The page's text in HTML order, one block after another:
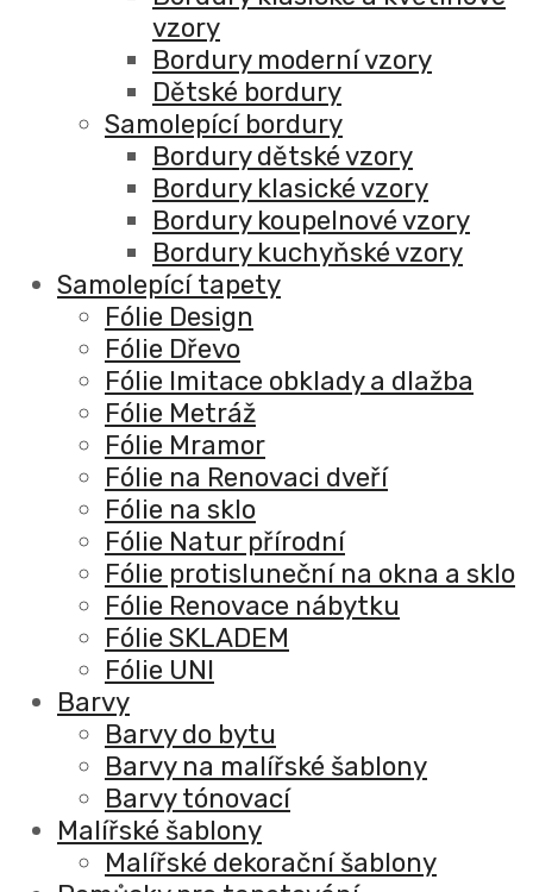
vzory
Bordury moderní vzory
Dětské bordury
Samolepící bordury
Bordury dětské vzory
Bordury klasické vzory
Bordury koupelnové vzory
Bordury kuchyňské vzory
Samolepící tapety
Fólie Design
Fólie Dřevo
Fólie Imitace obklady a dlažba
Fólie Metráž
Fólie Mramor
Fólie na Renovaci dveří
Fólie na sklo
Fólie Natur přírodní
Fólie protisluneční na okna a sklo
Fólie Renovace nábytku
Fólie SKLADEM
Fólie UNI
Barvy
Barvy do bytu
Barvy na malířské šablony
Barvy tónovací
Malířské šablony
Malířské dekorační šablony